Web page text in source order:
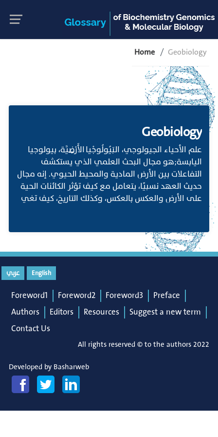
Home Geobiology
Geobiology
علم الأحياء الجيولوجي، البَيُولُوجْيا الأَرْضِيَّة، بيولوجيا
اليابسة;هو مجال البحث العلمي الذي يستكشف
التفاعلات بين الأرض المادية والمحيط الحيوي. إنه مجال
حديث العهد نسبيًا، يتعامل مع كيف تؤثر الكائنات الحية
على الأرض والعكس بالعكس، وكذلك التاريخ، كيف تغي
English عربي
Foreword1 Foreword2 Foreword3
Preface
Authors
Editors Resources
Suggest a new term
Contact Us
All rights reserved © to the authors 2022
Developed by Basharweb